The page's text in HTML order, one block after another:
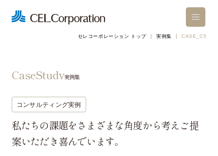
セレについて
セレコーポレーション トップ 実例集 CASE_C5
CaseStudy実例集
コンサルティング実例
私たちの課題をさまざまな角度から考えご提
案いただき喜んでいます。